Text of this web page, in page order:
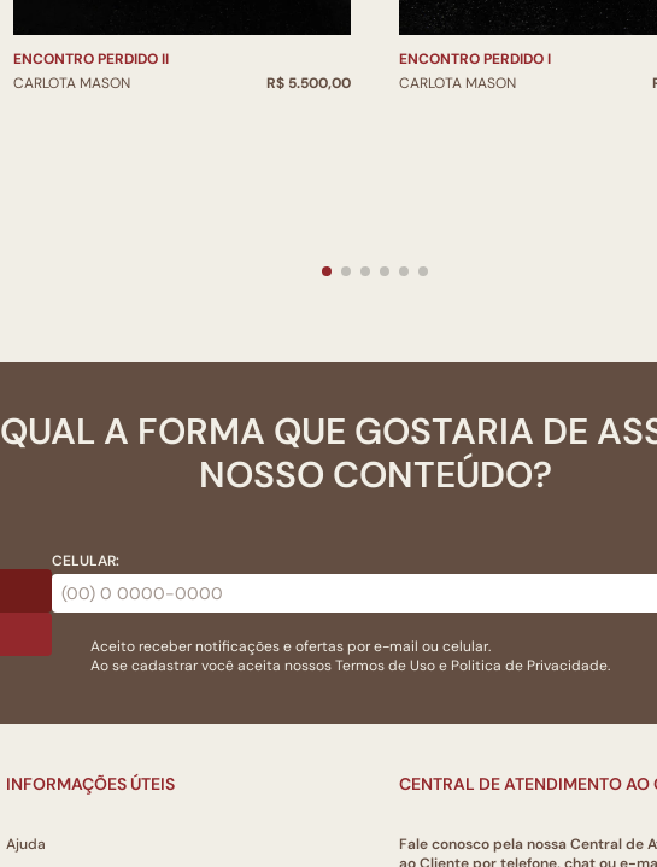
ENCONTRO PERDIDO II
CARLOTA MASON
R$ 5.500,00
ENCONTRO PERDIDO I
CARLOTA MASON
QUAL A FORMA QUE GOSTARIA DE
NOSSO CONTEÚDO?
CELULAR:
Aceito receber notificações e ofertas por e-mail ou celular.
Ao se cadastrar você aceita nossosTermos de Usoe Politica de Privacidade.
INFORMAÇÕES ÚTEIS
Ajuda
CENTRAL DE ATENDIMENTO AO
Fale conosco pela nossa Central de